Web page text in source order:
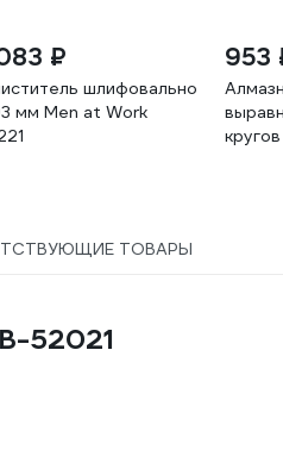
₽
шлифовальной ленты
мм Men at Work
953
ТОВАРЫ
52021